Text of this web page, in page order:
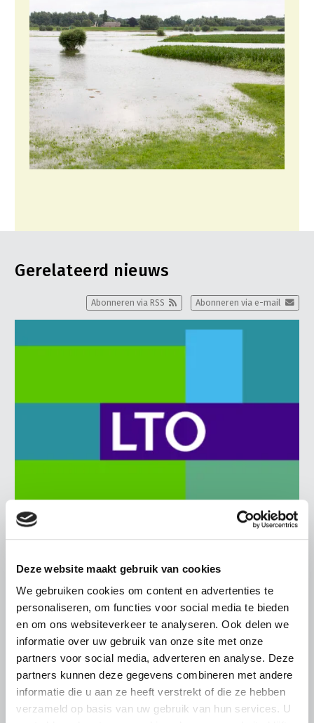
Deze website maakt gebruik van cookies
We gebruiken cookies om content en advertenties te
personaliseren, om functies voor social media te bieden
en om ons websiteverkeer te analyseren. Ook delen we
informatie over uw gebruik van onze site met onze
partners voor social media, adverteren en analyse. Deze
partners kunnen deze gegevens combineren met andere
informatie die u aan ze heeft verstrekt of die ze hebben
verzameld op basis van uw gebruik van hun services. U
Gerelateerd nieuws
Abonneren via e-mail
Abonneren via RSS
6 AUGUSTUS 2026
LTO sluit aan bij demonstratie tegen
dreigende onteigening
pluimveehouders
ZLTO, LLTB, LTO Noord en LTO Nederland roepen hun
leden op om op vrijdagochtend 14 augustus massaal naar
het voorplein van het provinciehuis in Den Bosch te
komen…